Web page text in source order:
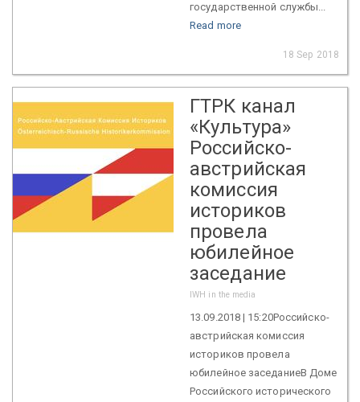
государственной службы...
Read more
18 Sep 2018
ГТРК канал
«Культура»
Российско-
австрийская
комиссия
историков
провела
юбилейное
заседание
IWH in the media
13.09.2018 | 15:20Российско-
австрийская комиссия
историков провела
юбилейное заседаниеВ Доме
Российского исторического